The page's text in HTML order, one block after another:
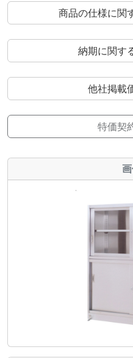
商品の仕様に関
納期に関す
他社掲載
特価契